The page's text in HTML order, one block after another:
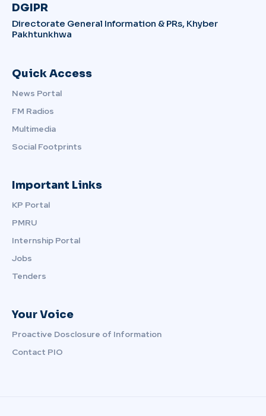
DGIPR
Directorate General Information & PRs, Khyber
Pakhtunkhwa
Quick Access
News Portal
FM Radios
Multimedia
Social Footprints
Important Links
KP Portal
PMRU
Internship Portal
Jobs
Tenders
Your Voice
Proactive Dosclosure of Information
Contact PIO